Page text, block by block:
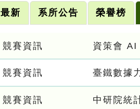
最新 系所公告 榮譽榜
競賽資訊 資策會
競賽資訊 臺鐵數據
競賽資訊 中研院統